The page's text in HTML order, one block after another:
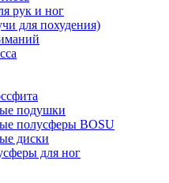
рук и ног
для похудения)
подушки
полусферы BOSU
диски
для ног